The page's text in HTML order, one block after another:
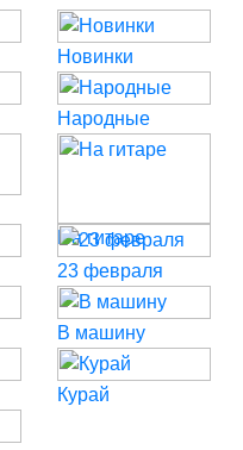
Новинки
Народные
На гитаре
23 февраля
В машину
Курай